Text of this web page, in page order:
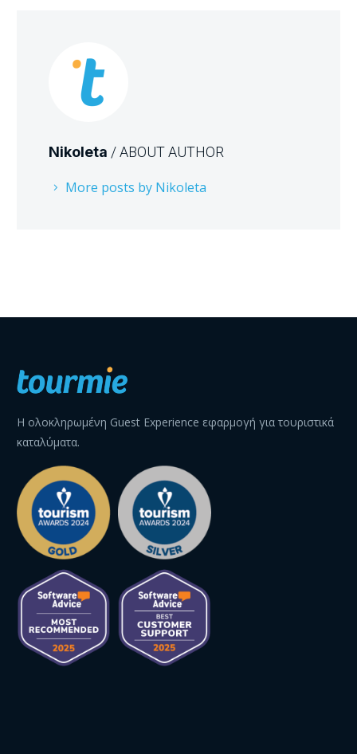
Nikoleta / ABOUT AUTHOR
More posts by Nikoleta
Η ολοκληρωμένη Guest Experience εφαρμογή για τουριστικά
καταλύματα.